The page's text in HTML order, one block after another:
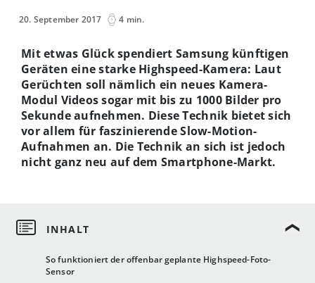
20. September 2017 4 min.
So funktioniert der offenbar geplante Highspeed-Foto-
Sensor
Mit etwas Glück spendiert Samsung künftigen
Geräten eine starke Highspeed-Kamera: Laut
Gerüchten soll nämlich ein neues Kamera-
Modul Videos sogar mit bis zu 1000 Bilder pro
Sekunde aufnehmen. Diese Technik bietet sich
vor allem für faszinierende Slow-Motion-
Aufnahmen an. Die Technik an sich ist jedoch
nicht ganz neu auf dem Smartphone-Markt.